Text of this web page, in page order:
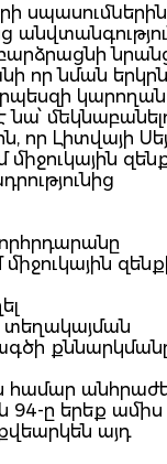
սպասումներին
որ նման
նա՝
որ Լիտվայի
միջուկային
միջուկային
տեղակայման
համար
94-ը երեք ամիս
այդ